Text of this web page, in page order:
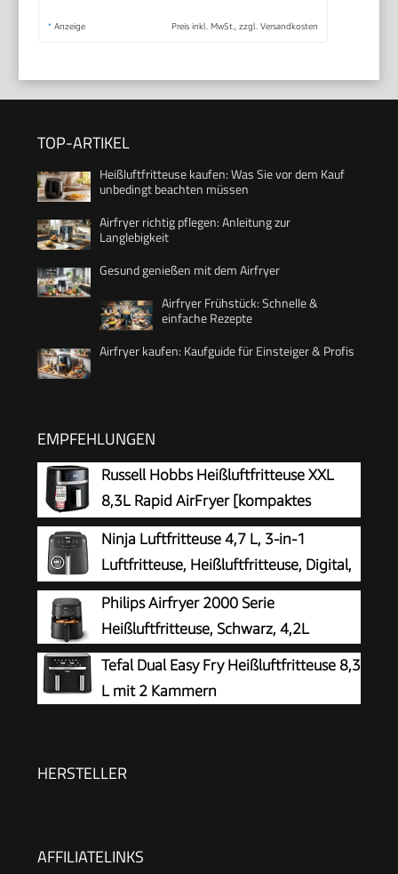
* Anzeige Preis inkl. MwSt., zzgl. Versandkosten
TOP-ARTIKEL
Heißluftfritteuse kaufen: Was Sie vor dem Kauf
unbedingt beachten müssen
Airfryer richtig pflegen: Anleitung zur
Langlebigkeit
Gesund genießen mit dem Airfryer
Airfryer Frühstück: Schnelle &
einfache Rezepte
Airfryer kaufen: Kaufguide für Einsteiger & Profis
EMPFEHLUNGEN
Russell Hobbs Heißluftfritteuse XXL
8,3L Rapid AirFryer [kompaktes
Gehäuse, sehr leise, Pizza Ø 26cm]
SatisFry (9 Programme, spülmaschinenfest,
Fritteuse ohne Öl, TouchScreen,Grillen,Backen)
27632-56
Ninja Luftfritteuse 4,7 L, 3-in-1
Luftfritteuse, Heißluftfritteuse, Digital,
Antihaft-Fritteuse, 2000 W, Schwarz
Philips Airfryer 2000 Serie
Heißluftfritteuse, Schwarz, 4,2L
Tefal Dual Easy Fry Heißluftfritteuse 8,3
L mit 2 Kammern
HERSTELLER
AFFILIATELINKS